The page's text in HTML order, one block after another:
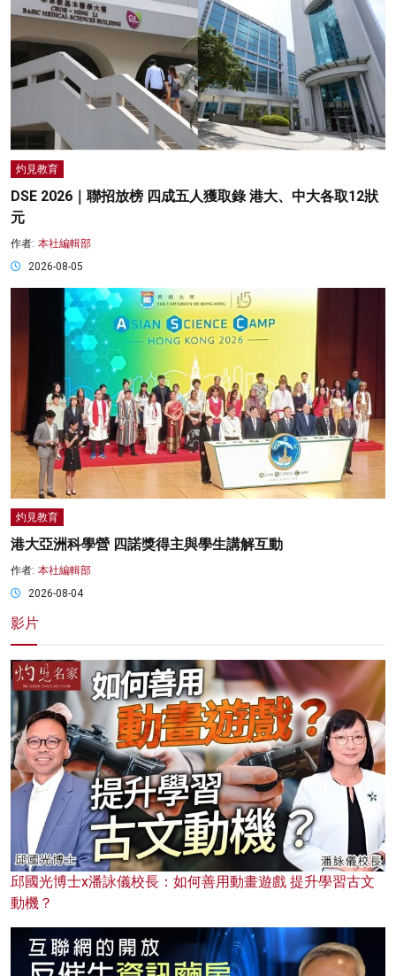
灼見教育
DSE 2026｜聯招放榜 四成五人獲取錄 港大、中大各取12狀
元
作者: 本社編輯部
2026-08-05
灼見教育
港大亞洲科學營 四諾獎得主與學生講解互動
作者: 本社編輯部
2026-08-04
影片
邱國光博士x潘詠儀校長：如何善用動畫遊戲 提升學習古文
動機？